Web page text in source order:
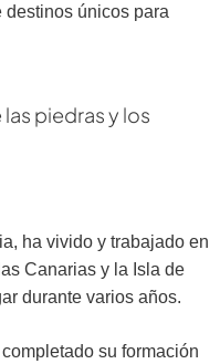
únicos para
piedras y los
ha vivido y trabajado en
Canarias y la Isla de
durante varios años.
su formación